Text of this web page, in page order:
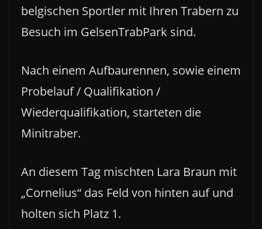
belgischen Sportler mit Ihren Trabern zu
Besuch im GelsenTrabPark sind.
Nach einem Aufbaurennen, sowie einem
Probelauf / Qualifikation /
Wiederqualifikation, starteten die
Minitraber.
An diesem Tag mischten Lara Braun mit
„Cornelius“ das Feld von hinten auf und
holten sich Platz 1.